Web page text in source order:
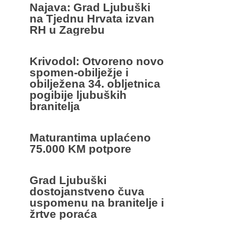
Najava: Grad Ljubuški
na Tjednu Hrvata izvan
RH u Zagrebu
Krivodol: Otvoreno novo
spomen-obilježje i
obilježena 34. obljetnica
pogibije ljubuških
branitelja
Maturantima uplaćeno
75.000 KM potpore
Grad Ljubuški
dostojanstveno čuva
uspomenu na branitelje i
žrtve poraća